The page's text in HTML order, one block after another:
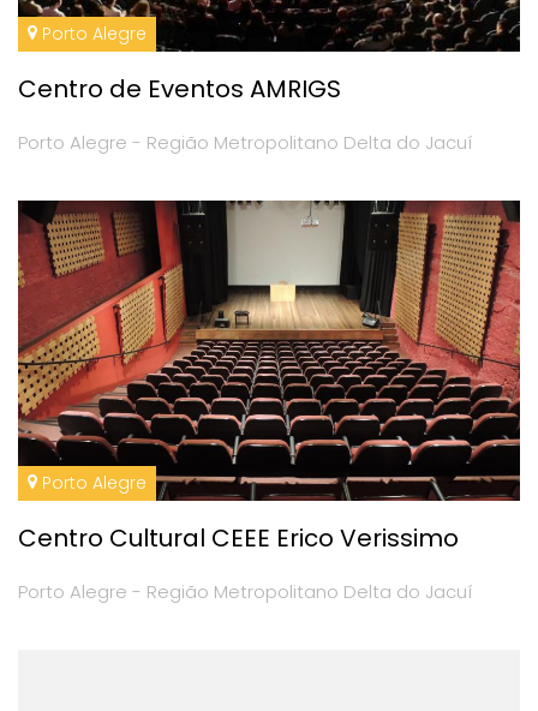
Porto Alegre
Centro de Eventos AMRIGS
Porto Alegre - Região Metropolitano Delta do Jacuí
Porto Alegre
Centro Cultural CEEE Erico Verissimo
Porto Alegre - Região Metropolitano Delta do Jacuí